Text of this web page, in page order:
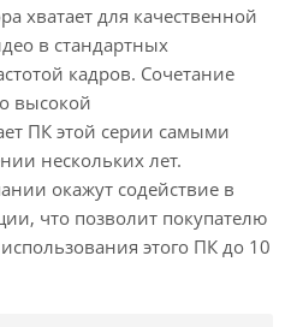
хватает для качественной
в стандартных
кадров. Сочетание
высокой
ПК этой серии самыми
нескольких лет.
окажут содействие в
что позволит покупателю
этого ПК до 10